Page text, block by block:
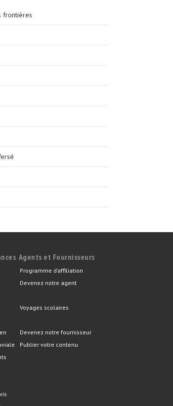
frontières
Agents et Fournisseurs
Programme d’affiliation
Devenez notre agent
Voyages scolaires
Devenez notre fournisseur
Publier votre contenu